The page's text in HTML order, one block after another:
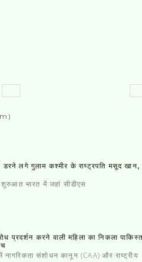
डरने लगे गुलाम कश्‍मीर के राष्‍ट्रपति मसूद खान,
भारत में जहां सीडीएस
प्रदर्शन करने वाली महिला का निकला
संशोधन कानून (CAA) और राष्ट्रीय